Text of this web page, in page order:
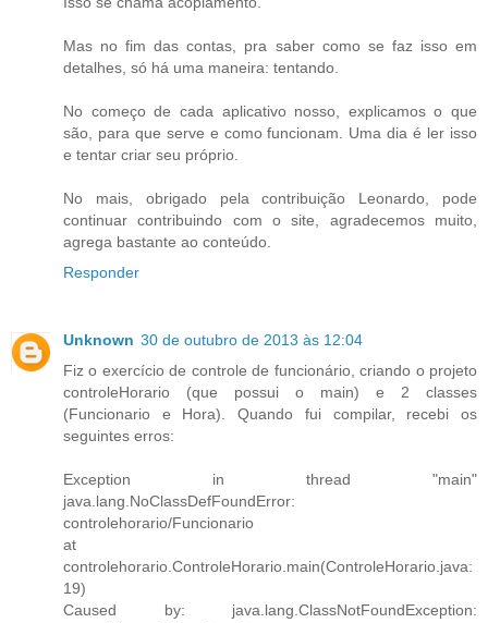
Mas no fim das contas, pra saber como se faz isso em
detalhes, só há uma maneira: tentando.
No começo de cada aplicativo nosso, explicamos o que
são, para que serve e como funcionam. Uma dia é ler isso
e tentar criar seu próprio.
No mais, obrigado pela contribuição Leonardo, pode
continuar contribuindo com o site, agradecemos muito,
agrega bastante ao conteúdo.
Responder
Unknown 30 de outubro de 2013 às 12:04
Fiz o exercício de controle de funcionário, criando o projeto
controleHorario (que possui o main) e 2 classes
(Funcionario e Hora). Quando fui compilar, recebi os
seguintes erros:
Exception in thread "main"
java.lang.NoClassDefFoundError:
controlehorario/Funcionario
at
controlehorario.ControleHorario.main(ControleHorario.java:
19)
Caused by: java.lang.ClassNotFoundException: